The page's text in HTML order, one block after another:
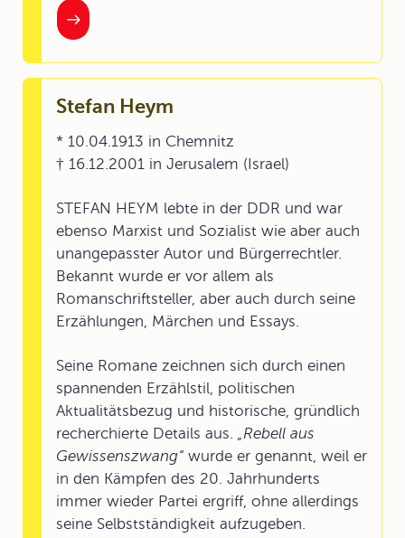
Stefan Heym
* 10.04.1913 in Chemnitz
† 16.12.2001 in Jerusalem (Israel)
STEFAN HEYM lebte in der DDR und war
ebenso Marxist und Sozialist wie aber auch
unangepasster Autor und Bürgerrechtler.
Bekannt wurde er vor allem als
Romanschriftsteller, aber auch durch seine
Erzählungen, Märchen und Essays.
Seine Romane zeichnen sich durch einen
spannenden Erzählstil, politischen
Aktualitätsbezug und historische, gründlich
recherchierte Details aus. „Rebell aus
Gewissenszwang“ wurde er genannt, weil er
in den Kämpfen des 20. Jahrhunderts
immer wieder Partei ergriff, ohne allerdings
seine Selbstständigkeit aufzugeben.